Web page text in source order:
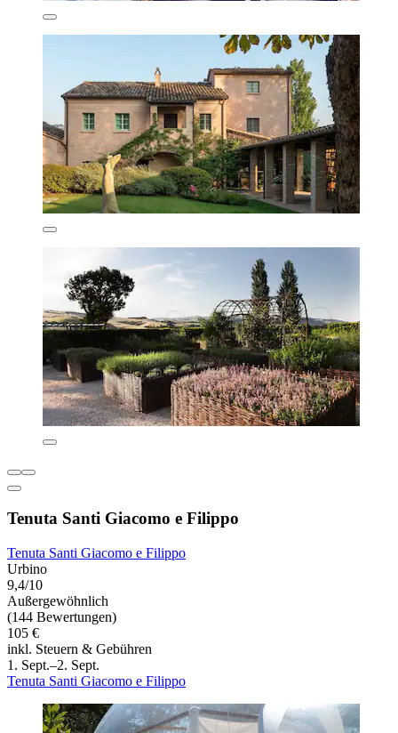
Tenuta Santi Giacomo e Filippo
Tenuta Santi Giacomo e Filippo
Urbino
9,4/10
Außergewöhnlich
(144 Bewertungen)
105 €
inkl. Steuern & Gebühren
1. Sept.–2. Sept.
Tenuta Santi Giacomo e Filippo